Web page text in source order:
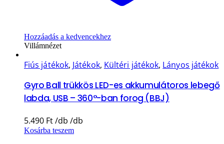
Hozzáadás a kedvencekhez
Villámnézet
Fiús játékok, Játékok, Kültéri játékok, Lányos játékok
Gyro Ball trükkös LED-es akkumulátoros lebegő
labda, USB – 360°-ban forog (BBJ)
5.490 Ft
Kosárba teszem